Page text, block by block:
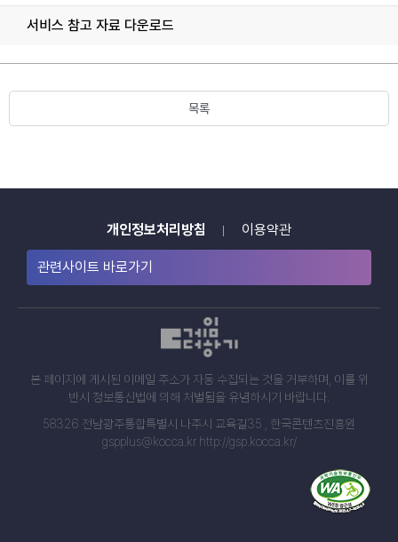
서비스 참고 자료 다운로드
목록
개인정보처리방침 이용약관
관련사이트 바로가기
본 페이지에 게시된 이메일 주소가 자동 수집되는 것을 거부하며, 이를 위
반시 정보통신법에 의해 처벌됨을 유념하시기 바랍니다.
58326 전남광주통합특별시 나주시 교육길35 , 한국콘텐츠진흥원
gspplus@kocca.kr http://gsp.kocca.kr/